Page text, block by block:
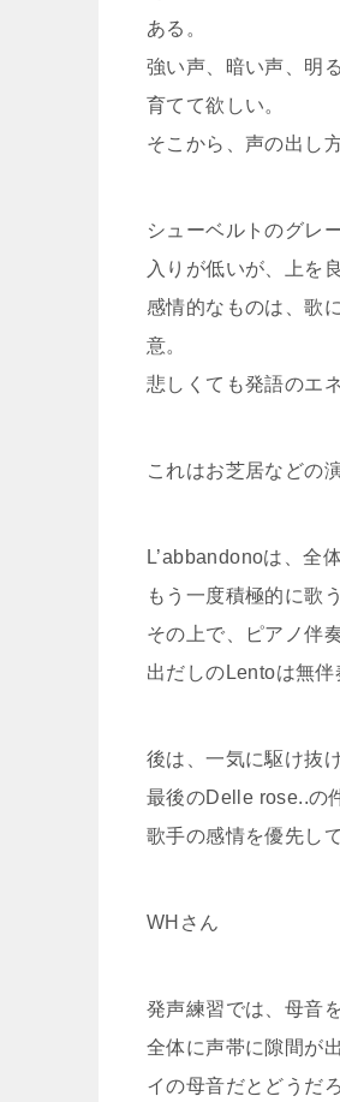
ある。
強い声、暗い声、明
育てて欲しい。
そこから、声の出し
シューベルトのグレ
入りが低いが、上を
感情的なものは、歌
意。
悲しくても発語のエ
これはお芝居などの
L’abbandonoは、全
もう一度積極的に歌
その上で、ピアノ伴
出だしのLentoは無伴
後は、一気に駆け抜
最後のDelle rose..の
歌手の感情を優先し
WHさん
発声練習では、母音
全体に声帯に隙間が
イの母音だとどうだ